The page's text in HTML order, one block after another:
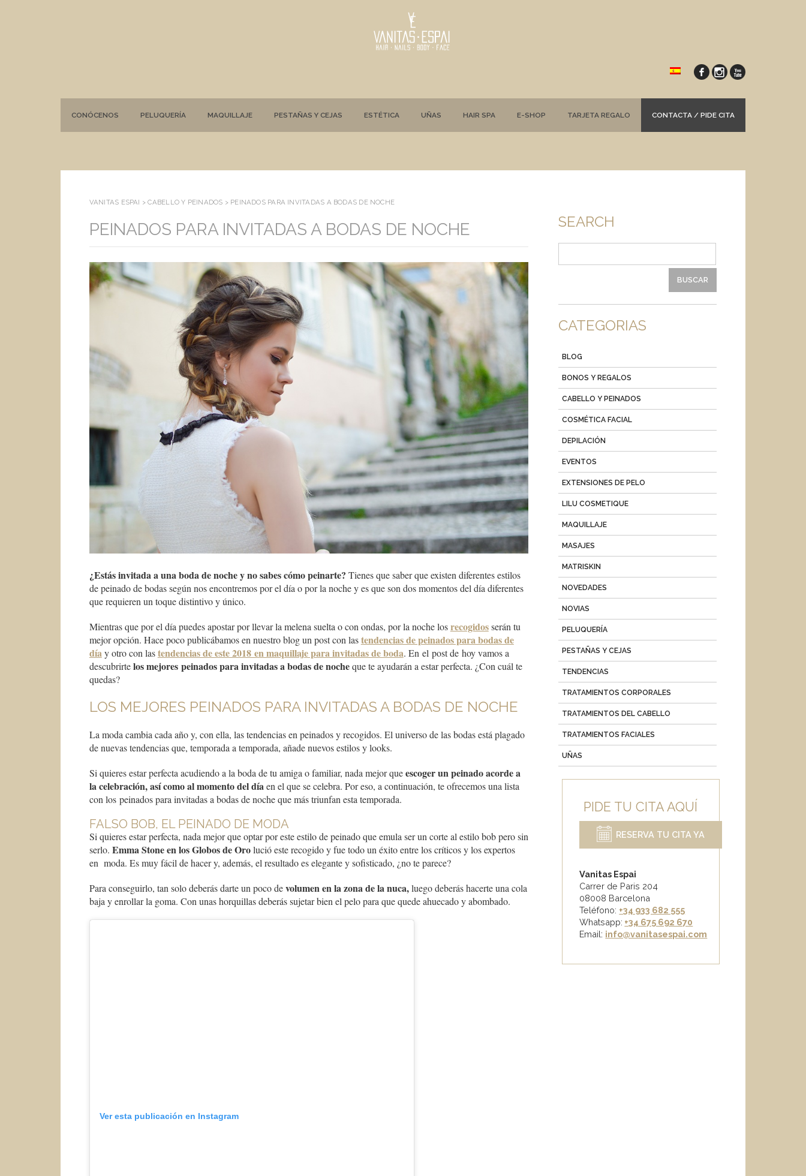
CONÓCENOS PELUQUERÍA MAQUILLAJE PESTAÑAS Y CEJAS ESTÉTICA UÑAS HAIR SPA E-SHOP TARJETA REGALO CONTACTA / PIDE CITA
VANITAS ESPAI >CABELLO Y PEINADOS > PEINADOS PARA INVITADAS A BODAS DE NOCHE
PEINADOS PARA INVITADAS A BODAS DE NOCHE
¿Estás invitada a una boda de noche y no sabes cómo peinarte? Tienes que saber que existen diferentes estilos
de peinado de bodas según nos encontremos por el día o por la noche y es que son dos momentos del día diferentes
que requieren un toque distintivo y único.
Mientras que por el día puedes apostar por llevar la melena suelta o con ondas, por la noche losrecogidosserán tu
mejor opción. Hace poco publicábamos en nuestro blog un post con lastendencias de peinados para bodas de
díay otro con lastendencias de este 2018 en maquillaje para invitadas de boda. En el post de hoy vamos a
descubrirtelos mejores peinados para invitadas a bodas de nocheque te ayudarán a estar perfecta. ¿Con cuál te
quedas?
LOS MEJORES PEINADOS PARA INVITADAS A BODAS DE NOCHE
La moda cambia cada año y, con ella, las tendencias en peinados y recogidos. El universo de las bodas está plagado
de nuevas tendencias que, temporada a temporada, añade nuevos estilos y looks.
Si quieres estar perfecta acudiendo a la boda de tu amiga o familiar, nada mejor queescoger un peinado acorde a
la celebración, así como al momento del díaen el que se celebra. Por eso, a continuación, te ofrecemos una lista
con los peinados para invitadas a bodas de noche que más triunfan esta temporada.
FALSO BOB, EL PEINADO DE MODA
Si quieres estar perfecta, nada mejor que optar por este estilo de peinado que emula ser un corte al estilo bob pero sin
serlo. Emma Stone en los Globos de Orolució este recogido y fue todo un éxito entre los críticos y los expertos
en moda. Es muy fácil de hacer y, además, el resultado es elegante y sofisticado, ¿no te parece?
Para conseguirlo, tan solo deberás darte un poco devolumen en la zona de la nuca,luego deberás hacerte una cola
baja y enrollar la goma. Con unas horquillas deberás sujetar bien el pelo para que quede ahuecado y abombado.
Ver esta publicación en Instagram
SEARCH
CATEGORIAS
BLOG
BONOS Y REGALOS
CABELLO Y PEINADOS
COSMÉTICA FACIAL
DEPILACIÓN
EVENTOS
EXTENSIONES DE PELO
LILU COSMETIQUE
MAQUILLAJE
MASAJES
MATRISKIN
NOVEDADES
NOVIAS
PELUQUERÍA
PESTAÑAS Y CEJAS
TENDENCIAS
TRATAMIENTOS CORPORALES
TRATAMIENTOS DEL CABELLO
TRATAMIENTOS FACIALES
UÑAS
PIDE TU CITA AQUÍ
RESERVA TU CITA YA
Vanitas Espai
Carrer de Paris 204
08008 Barcelona
Teléfono: +34 933 682 555
Whatsapp: +34 675 692 670
Email: info@vanitasespai.com